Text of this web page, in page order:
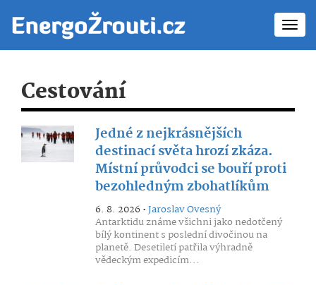
Cestování
Jedné z nejkrásnějších
destinací světa hrozí zkáza.
Místní průvodci se bouří proti
bezohledným zbohatlíkům
6. 8. 2026 •Jaroslav Ovesný
Antarktidu známe všichni jako nedotčený
bílý kontinent s poslední divočinou na
planetě. Desetiletí patřila výhradně
vědeckým expedicím...